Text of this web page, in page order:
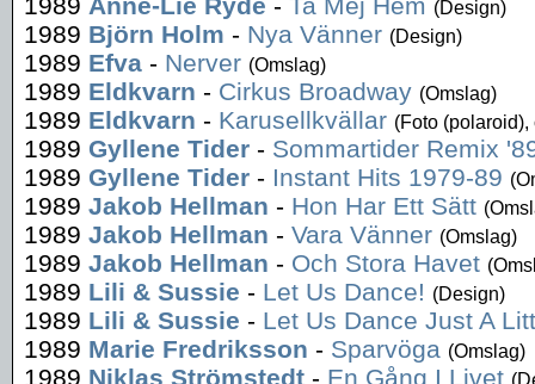
(Design)
1989 Björn Holm - Nya Vänner (Design)
1989 Efva - Nerver (Omslag)
1989 Eldkvarn - Cirkus Broadway (Omslag)
1989 Eldkvarn - Karusellkvällar (Foto (polaroid),
1989 Gyllene Tider - Sommartider Remix
1989 Gyllene Tider - Instant Hits 1979-89
1989 Jakob Hellman - Hon Har Ett Sätt
1989 Jakob Hellman - Vara Vänner (Omslag)
1989 Jakob Hellman - Och Stora Havet
1989 Lili & Sussie - Let Us Dance! (Design)
1989 Lili & Sussie - Let Us Dance Just A
1989 Marie Fredriksson - Sparvöga (Omslag)
1989 Niklas Strömstedt - En Gång I Livet